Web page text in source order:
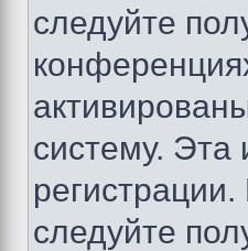
следуйте
систему. Эта
следуйте